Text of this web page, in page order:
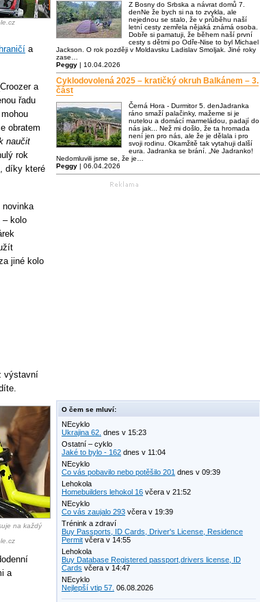
a
a
řadu
obratem
naučit
rok
díky které
novinka
– kolo
jiné kolo
výstavní
na každý
a
Z Bosny do Srbska a návrat domů 7.
denNe že bych si na to zvykla, ale
nejednou se stalo, že v průběhu naší
letní cesty zemřela nějaká známá osoba.
Dobře si pamatuji, že během naší první
cesty s dětmi po Odře-Nise to byl Michael
Jackson. O rok později v Moldavsku Ladislav Smoljak. Jiné roky
zase…
Peggy | 10.04.2026
Cyklodovolená 2025 – kratičký okruh Balkánem – 3.
část
Černá Hora - Durmitor 5. denJadranka
ráno smaží palačinky, mažeme si je
nutelou a domácí marmeládou, padají do
nás jak... Než mi došlo, že ta hromada
není jen pro nás, ale že je dělala i pro
svoji rodinu. Okamžitě tak vytahuji další
eura. Jadranka se brání. „Ne Jadranko!
Nedomluvili jsme se, že je…
Peggy | 06.04.2026
O čem se mluví:
NEcyklo
Ukrajina 62. dnes v 15:23
Ostatní – cyklo
Jaké to bylo - 162 dnes v 11:04
NEcyklo
Co vás pobavilo nebo potěšilo 201 dnes v 09:39
Lehokola
Homebuilders lehokol 16 včera v 21:52
NEcyklo
Co vás zaujalo 293 včera v 19:39
Trénink a zdraví
Buy Passports, ID Cards, Driver's License, Residence
Permit včera v 14:55
Lehokola
Buy Database Registered passport,drivers license, ID
Cards včera v 14:47
NEcyklo
Nejlepší vtip 57. 06.08.2026